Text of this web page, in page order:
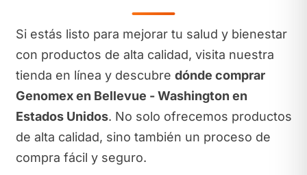
Si estás listo para mejorar tu salud y bienestar
con productos de alta calidad, visita nuestra
tienda en línea y descubre dónde comprar
Genomex en Bellevue - Washington en
Estados Unidos. No solo ofrecemos productos
de alta calidad, sino también un proceso de
compra fácil y seguro.